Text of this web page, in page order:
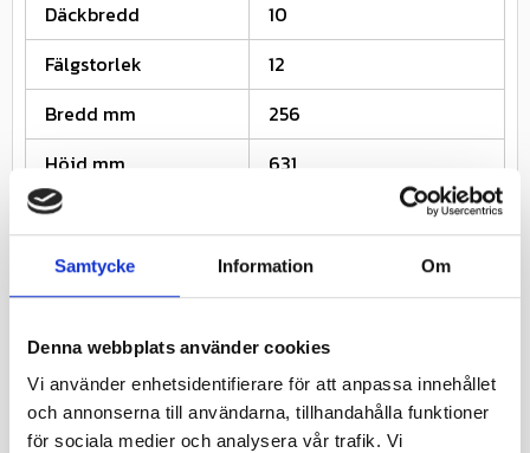
Samtycke Information Om
Denna webbplats använder cookies
Vi använder enhetsidentifierare för att anpassa innehållet
och annonserna till användarna, tillhandahålla funktioner
för sociala medier och analysera vår trafik. Vi
Däckbredd
10
Fälgstorlek
12
Bredd mm
256
Höjd mm
631
Rekommenderad
Fälgbredd
8
Lufttryck Bar (2)
0.35
Lastindex kg (2)
163
Km/h (2)
140